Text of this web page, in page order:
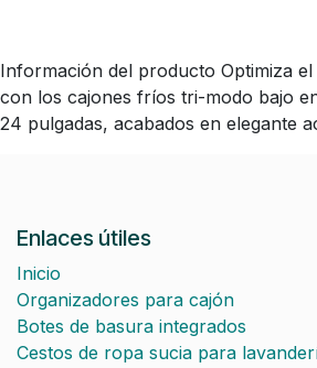
Información del producto Optimiza
con los cajones fríos tri-modo bajo
24 pulgadas, acabados en elegante
Enlaces útiles
Inicio
Organizadores para cajón
Botes de basura integrados
Cestos de ropa sucia para